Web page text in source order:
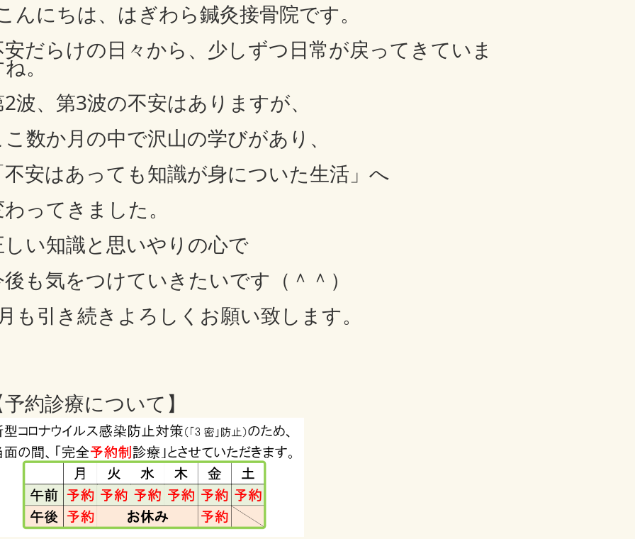
んにちは、はぎわら鍼灸接骨院です。
安だらけの日々から、少しずつ日常が戻ってきていま
。
波、第3波の不安はありますが、
数か月の中で沢山の学びがあり、
不安はあっても知識が身についた生活」へ
ってきました。
しい知識と思いやりの心で
も気をつけていきたいです（＾＾）
も引き続きよろしくお願い致します。
約診療について】